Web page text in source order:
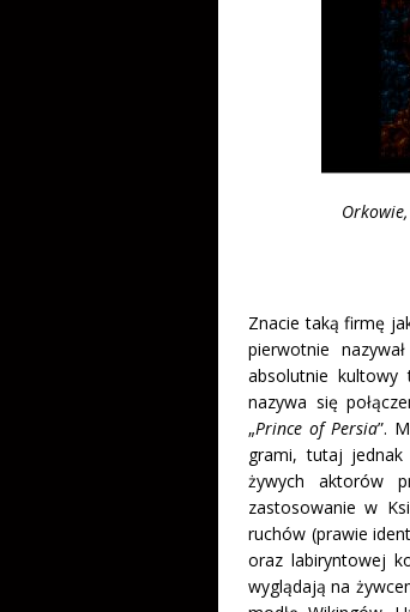
Znacie taką firmę
pierwotnie
absolutnie kultowy
nazywa się
„Prince of Persia”.
grami, tutaj
żywych aktorów
zastosowanie w
ruchów (prawie
oraz labiryntowej
wyglądają na